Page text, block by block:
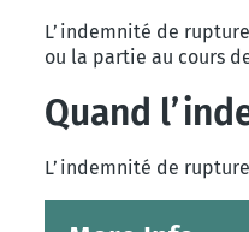
L’indemnité de
ou la partie au cours
Quand
L’indemnité de